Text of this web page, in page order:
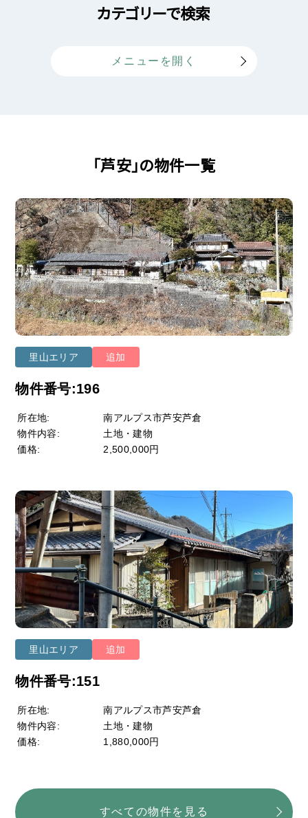
カテゴリーで検索
「芦安」の物件一覧
里山エリア 追加
物件番号:196
所在地:
南アルプス市芦安芦倉
物件内容:
土地・建物
価格:
2,500,000円
里山エリア 追加
物件番号:151
所在地:
南アルプス市芦安芦倉
物件内容:
土地・建物
価格:
1,880,000円
すべての物件を見る